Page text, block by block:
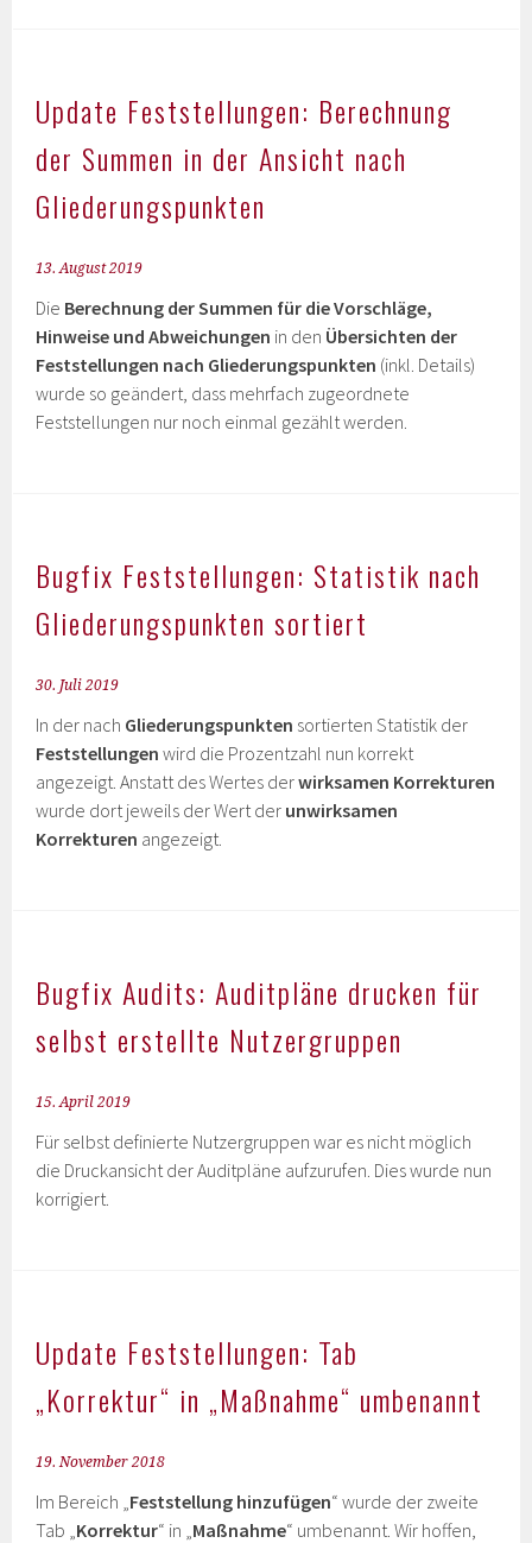
Update Feststellungen: Berechnung
der Summen in der Ansicht nach
Gliederungspunkten
13. August 2019
Die Berechnung der Summen für die Vorschläge,
Hinweise und Abweichungen in den Übersichten der
Feststellungen nach Gliederungspunkten (inkl. Details)
wurde so geändert, dass mehrfach zugeordnete
Feststellungen nur noch einmal gezählt werden.
Bugfix Feststellungen: Statistik nach
Gliederungspunkten sortiert
30. Juli 2019
In der nach Gliederungspunkten sortierten Statistik der
Feststellungen wird die Prozentzahl nun korrekt
angezeigt. Anstatt des Wertes derwirksamen Korrekturen
wurde dort jeweils der Wert der unwirksamen
Korrekturen angezeigt.
Bugfix Audits: Auditpläne drucken für
selbst erstellte Nutzergruppen
15. April 2019
Für selbst definierte Nutzergruppen war es nicht möglich
die Druckansicht der Auditpläne aufzurufen. Dies wurde nun
korrigiert.
Update Feststellungen: Tab
„Korrektur“ in „Maßnahme“ umbenannt
19. November 2018
Im Bereich „Feststellung hinzufügen“ wurde der zweite
Tab „Korrektur“ in „Maßnahme“ umbenannt. Wir hoffen,